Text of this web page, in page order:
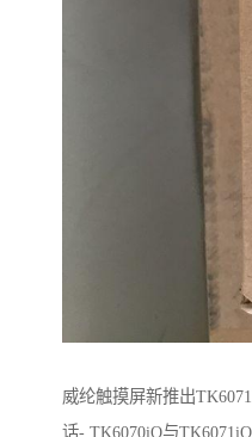
威纶触摸屏新推出
话- TK6070iQ与